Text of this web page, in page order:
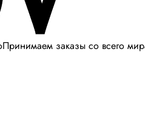
Принимаем заказы со всего